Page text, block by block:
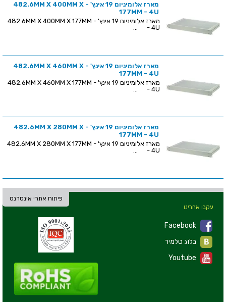
מארז אלומיניום 19 אינץ' - 482.6MM X 400MM X
177MM - 4U
מארז אלומיניום 19 אינץ' - 482.6MM X 400MM X 177MM
- 4U ...
מארז אלומיניום 19 אינץ' - 482.6MM X 460MM X
177MM - 4U
מארז אלומיניום 19 אינץ' - 482.6MM X 460MM X 177MM
- 4U ...
מארז אלומיניום 19 אינץ' - 482.6MM X 280MM X
177MM - 4U
מארז אלומיניום 19 אינץ' - 482.6MM X 280MM X 177MM
- 4U ...
פיתוח אתרי אינטרנט
עקבו אחרינו
Facebook
Youtube